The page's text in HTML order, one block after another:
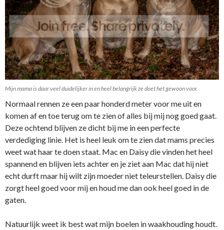
Mijn mama is daar veel duidelijker in en heel belangrijk ze doet het gewoon voor.
Normaal rennen ze een paar honderd meter voor me uit en
komen af en toe terug om te zien of alles bij mij nog goed gaat.
Deze ochtend blijven ze dicht bij me in een perfecte
verdediging linie. Het is heel leuk om te zien dat mams precies
weet wat haar te doen staat. Mac en Daisy die vinden het heel
spannend en blijven iets achter en je ziet aan Mac dat hij niet
echt durft maar hij wilt zijn moeder niet teleurstellen. Daisy die
zorgt heel goed voor mij en houd me dan ook heel goed in de
gaten.
Natuurlijk weet ik best wat mijn boelen in waakhouding houdt.